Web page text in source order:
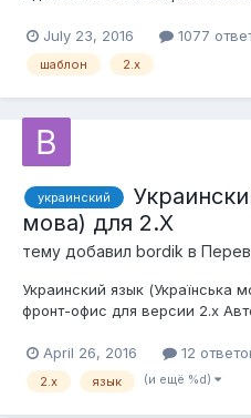
Cписок функционала и
шаблоне) Скриншоты:...
July 23, 2016 1077
шаблон 2.x
украинский
мова) для 2.Х
тему добавил bordik в
Украинский язык (Українська
фронт-офис для версии 2.х
April 26, 2016
12
2.x язык (и ещё %d)